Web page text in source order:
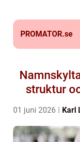
PROMATOR.se
struktur
01 juni 2026 Karl